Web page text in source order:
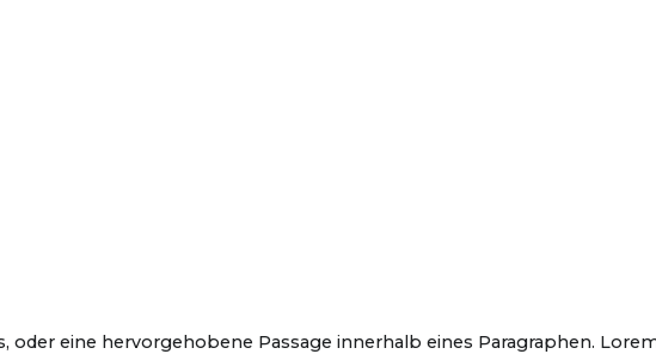
oder eine hervorgehobene Passage innerhalb eines Paragraphen.